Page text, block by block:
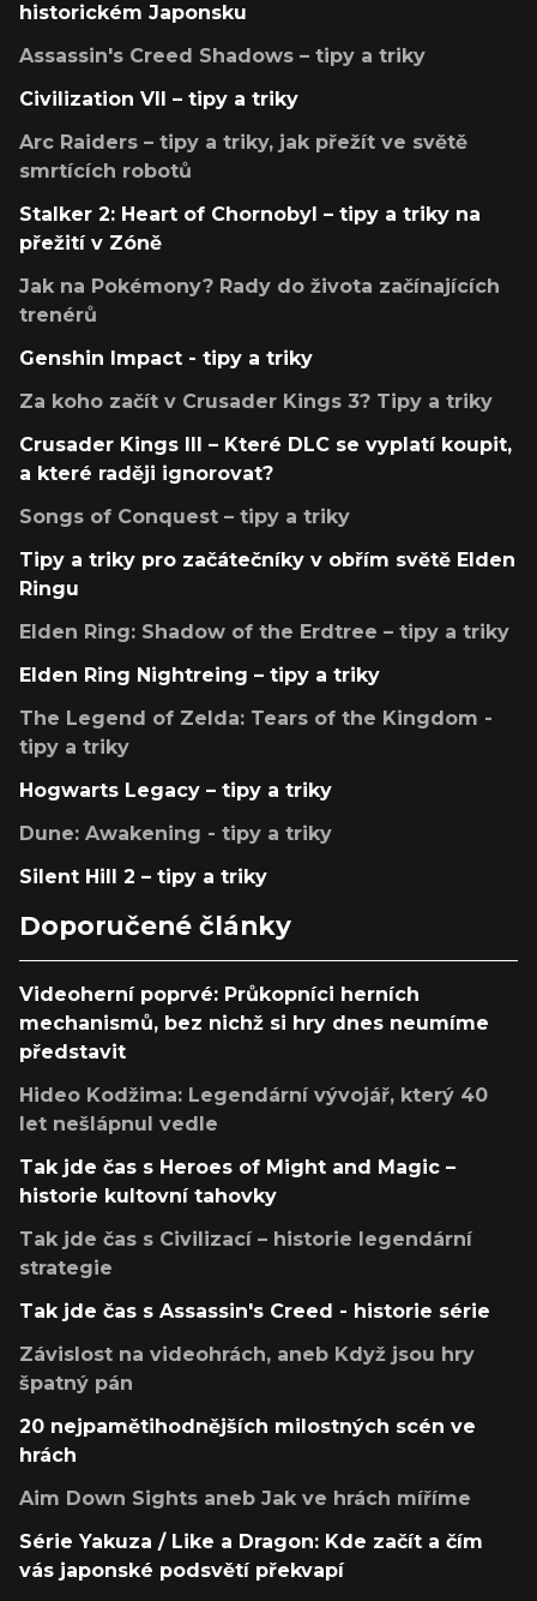
historickém Japonsku
Assassin's Creed Shadows – tipy a triky
Civilization VII – tipy a triky
Arc Raiders – tipy a triky, jak přežít ve světě
smrtících robotů
Stalker 2: Heart of Chornobyl – tipy a triky na
přežití v Zóně
Jak na Pokémony? Rady do života začínajících
trenérů
Genshin Impact - tipy a triky
Za koho začít v Crusader Kings 3? Tipy a triky
Crusader Kings III – Které DLC se vyplatí koupit,
a které raději ignorovat?
Songs of Conquest – tipy a triky
Tipy a triky pro začátečníky v obřím světě Elden
Ringu
Elden Ring: Shadow of the Erdtree – tipy a triky
Elden Ring Nightreing – tipy a triky
The Legend of Zelda: Tears of the Kingdom -
tipy a triky
Hogwarts Legacy – tipy a triky
Dune: Awakening - tipy a triky
Silent Hill 2 – tipy a triky
Doporučené články
Videoherní poprvé: Průkopníci herních
mechanismů, bez nichž si hry dnes neumíme
představit
Hideo Kodžima: Legendární vývojář, který 40
let nešlápnul vedle
Tak jde čas s Heroes of Might and Magic –
historie kultovní tahovky
Tak jde čas s Civilizací – historie legendární
strategie
Tak jde čas s Assassin's Creed - historie série
Závislost na videohrách, aneb Když jsou hry
špatný pán
20 nejpamětihodnějších milostných scén ve
hrách
Aim Down Sights aneb Jak ve hrách míříme
Série Yakuza / Like a Dragon: Kde začít a čím
vás japonské podsvětí překvapí